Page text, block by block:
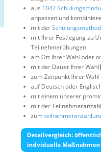
aus 1042
anpassen und
mit der
mit Ihrer Festlegung zu
Teilnehmerübungen
am Ort Ihrer Wahl oder
mit der Dauer Ihrer Wahl
zum Zeitpunkt Ihrer Wahl
auf Deutsch oder
mit einem unserer
mit der
zum
Detailvergleich:
indviduelle Maßnahmen